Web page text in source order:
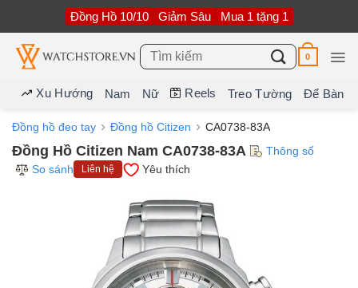
nội
dung
Đồng Hồ 10/10 Giảm Sâu Mua 1 tặng 1
Tìm
kiếm:
0
Xu Hướng Nam Nữ Reels Treo Tường Để Bàn
Đồng hồ đeo tay Đồng hồ Citizen CA0738-83A
Đồng Hồ Citizen Nam CA0738-83A
Thông số
So sánh
Liên hệ Yêu thích